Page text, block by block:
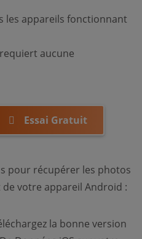
les appareils fonctionnant
aucune
Essai Gratuit
pour récupérer les photos
votre appareil Android :
la bonne version